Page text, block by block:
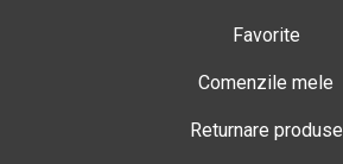
Favorite
Comenzile mele
Returnare produse